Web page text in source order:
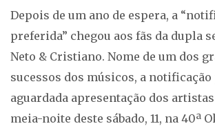
Depois de um ano de espera, a
preferida” chegou aos fãs da dupla
Neto & Cristiano. Nome de um dos
sucessos dos músicos, a notificação
aguardada apresentação dos
meia-noite deste sábado, 11, na 40ª